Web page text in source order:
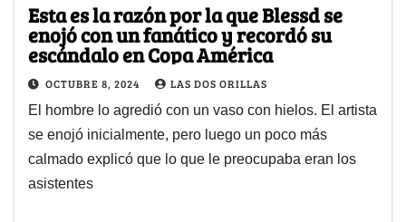
Esta es la razón por la que Blessd se
enojó con un fanático y recordó su
escándalo en Copa América
OCTUBRE 8, 2024 LAS DOS ORILLAS
El hombre lo agredió con un vaso con hielos. El artista
se enojó inicialmente, pero luego un poco más
calmado explicó que lo que le preocupaba eran los
asistentes